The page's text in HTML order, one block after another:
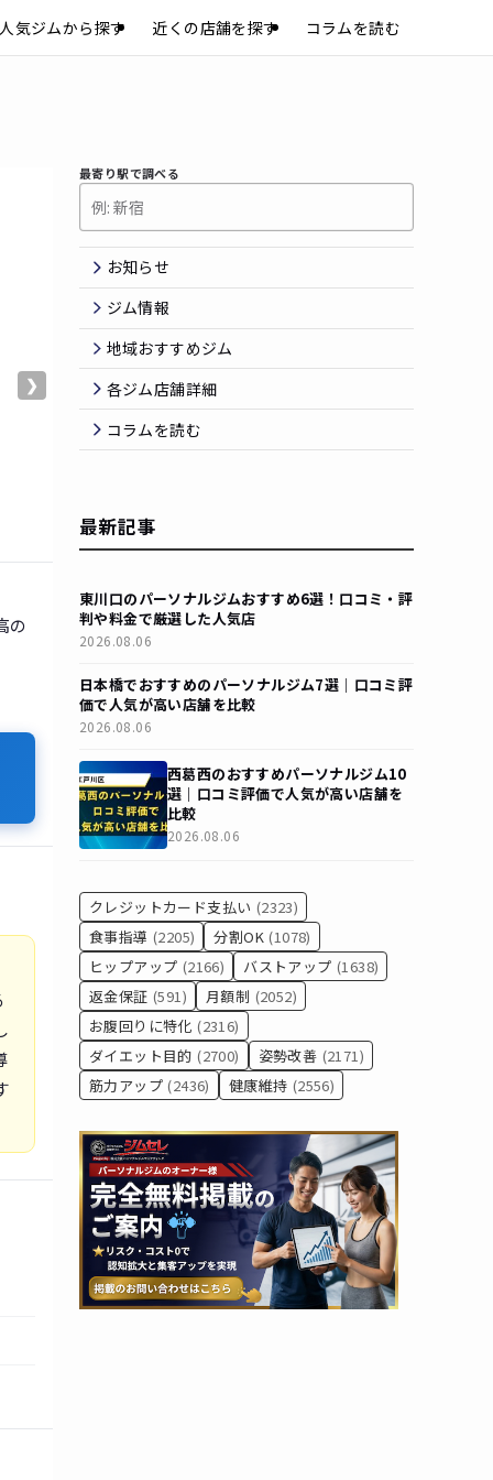
人気ジムから探す 近くの店舗を探す コラムを読む
❯
の
最寄り駅で調べる
お知らせ
ジム情報
地域おすすめジム
各ジム店舗詳細
コラムを読む
最新記事
東川口のパーソナルジムおすすめ6選！口コミ・評
判や料金で厳選した人気店
2026.08.06
日本橋でおすすめのパーソナルジム7選｜口コミ評
価で人気が高い店舗を比較
2026.08.06
西葛西のおすすめパーソナルジム10
選｜口コミ評価で人気が高い店舗を
比較
2026.08.06
クレジットカード支払い (2323)
食事指導 (2205) 分割OK (1078)
ヒップアップ (2166) バストアップ (1638)
返金保証 (591) 月額制 (2052)
お腹回りに特化 (2316)
ダイエット目的 (2700) 姿勢改善 (2171)
筋力アップ (2436) 健康維持 (2556)